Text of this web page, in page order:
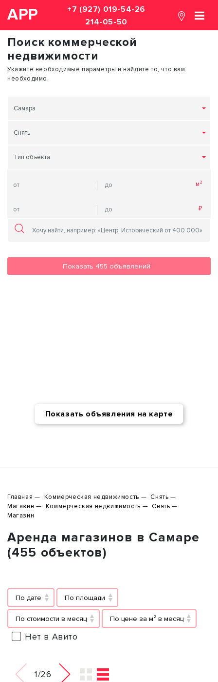
АРР
+7 (927) 019-54-26
214-05-50
Поиск коммерческой
недвижимости
Укажите необходимые параметры и найдите то, что вам
необходимо.
Самара
Снять
Тип объекта
Показать 455 объявлений
Показать объявления на карте
Главная Коммерческая недвижимость
Снять
Магазин
Коммерческая недвижимость
Снять
Магазин
Аренда магазинов в Самаре
(455 объектов)
По дате По площади
По стоимости в месяц По цене за м² в месяц
Нет в Авито
1/26